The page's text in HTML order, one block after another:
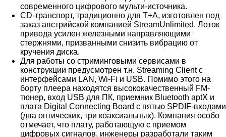
современного цифрового мульти-источника.
CD-транспорт, традиционно для Т+А, изготовлен под
заказ австрийской компанией StreamUnlimited. Лоток
привода усилен железными направляющими
стержнями, призванными снизить вибрацию от
кручения диска.
Для работы со стриминговыми сервисами в
конструкции предусмотрен т.н. Streaming Client с
интерфейсами LAN, Wi-Fi и USB. Помимо этого на
борту плеера находятся высококачественный FM-
тюнер, вход USB для ПК, приемник Bluetooth aptX и
плата Digital Connecting Board с пятью SPDIF-входами
(два оптических, три коаксиальных). Компания особо
отмечает, что плату, работающую с приемом
цифровых сигналов, инженеры разработали таким